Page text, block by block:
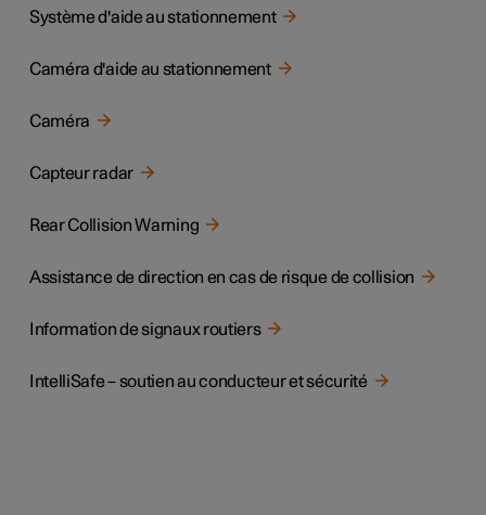
Système d'aide au stationnement
Caméra d'aide au stationnement
Caméra
Capteur radar
Rear Collision Warning
Assistance de direction en cas de risque de collision
Information de signaux routiers
IntelliSafe – soutien au conducteur et sécurité